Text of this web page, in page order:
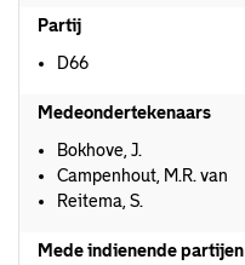
Partij
D66
Medeondertekenaars
Bokhove, J.
Campenhout, M.R. van
Reitema, S.
Mede indienende partijen